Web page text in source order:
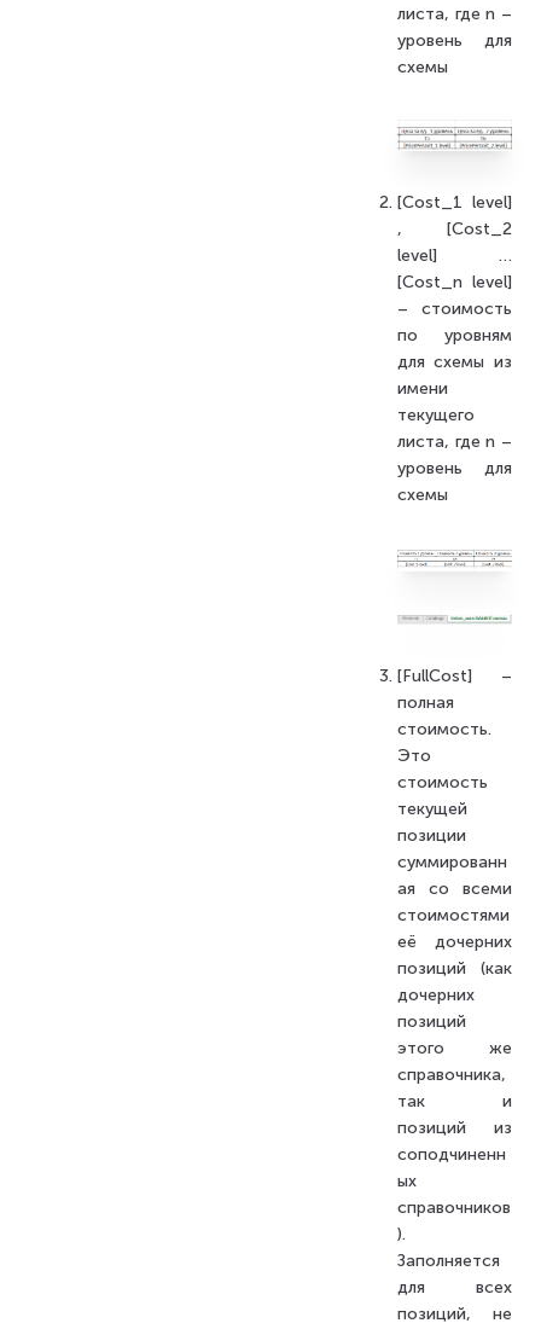
листа, где n –
уровень для
схемы
[Cost_1 level]
, [Cost_2
level] …
[Cost_n level]
– стоимость
по уровням
для схемы из
имени
текущего
листа, где n –
уровень для
схемы
[FullCost] –
полная
стоимость.
Это
стоимость
текущей
позиции
суммированн
ая со всеми
стоимостями
её дочерних
позиций (как
дочерних
позиций
этого же
справочника,
так и
позиций из
соподчиненн
ых
справочников
).
Заполняется
для всех
позиций, не